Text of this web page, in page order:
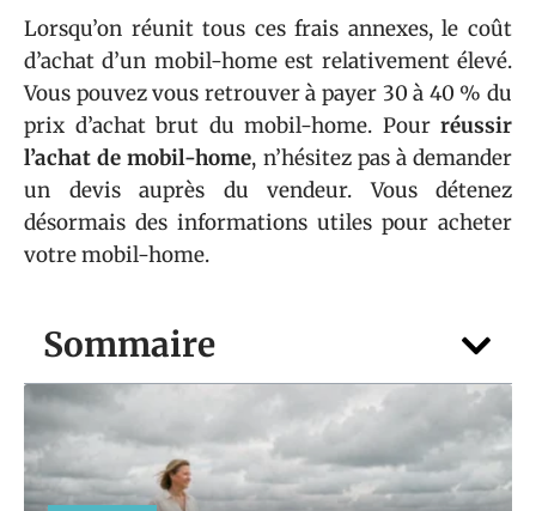
Sommaire
Lorsqu’on réunit tous ces frais annexes, le coût
d’achat d’un mobil-home est relativement élevé.
Vous pouvez vous retrouver à payer 30 à 40 % du
prix d’achat brut du mobil-home. Pour réussir
l’achat de mobil-home, n’hésitez pas à demander
un devis auprès du vendeur. Vous détenez
désormais des informations utiles pour acheter
votre mobil-home.